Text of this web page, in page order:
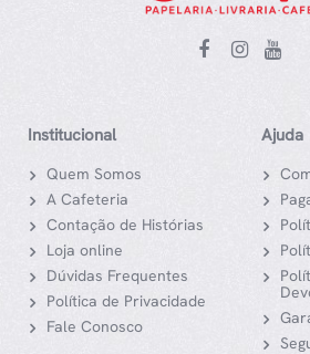
Institucional
Quem Somos
A Cafeteria
Contação de Histórias
Loja online
Dúvidas Frequentes
Política de Privacidade
Fale Conosco
Ajuda